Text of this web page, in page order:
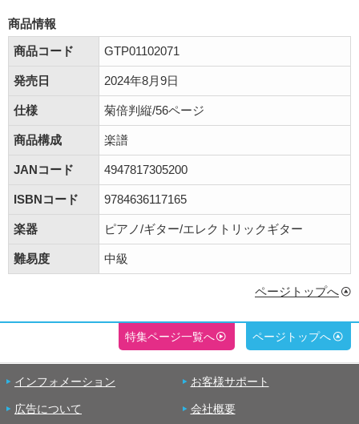
商品情報
商品コード
GTP01102071
発売日 2024年8月9日
仕様 菊倍判縦/56ページ
商品構成 楽譜
JANコード 4947817305200
ISBNコード 9784636117165
楽器 ピアノ/ギター/エレクトリックギター
難易度 中級
ページトップへ
特集ページ一覧へ ページトップへ
インフォメーション お客様サポート
広告について 会社概要